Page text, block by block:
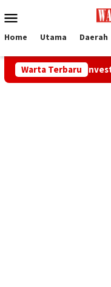
ke
Mobile
Home Utama Daerah
Warta Terbaru
Investasi Strategis